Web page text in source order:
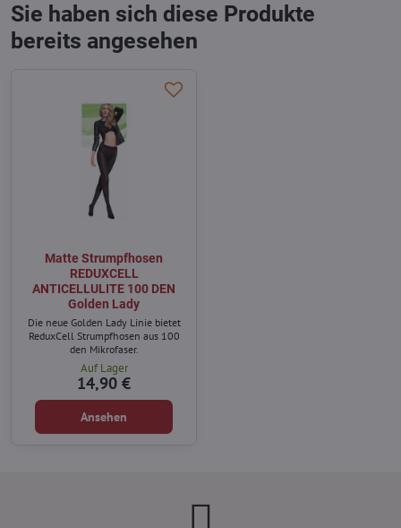
Sie haben sich diese Produkte
bereits angesehen
Matte Strumpfhosen
REDUXCELL
ANTICELLULITE 100 DEN
Golden Lady
Die neue Golden Lady Linie bietet
ReduxCell Strumpfhosen aus 100
den Mikrofaser.
Auf Lager
14,90 €
Ansehen